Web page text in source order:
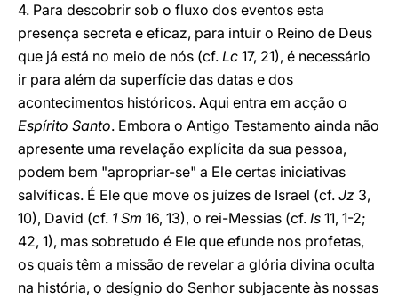
4. Para descobrir sob o fluxo dos eventos esta
presença secreta e eficaz, para intuir o Reino de Deus
que já está no meio de nós (cf. Lc 17, 21), é necessário
ir para além da superfície das datas e dos
acontecimentos históricos. Aqui entra em acção o
Espírito Santo. Embora o Antigo Testamento ainda não
apresente uma revelação explícita da sua pessoa,
podem bem "apropriar-se" a Ele certas iniciativas
salvíficas. É Ele que move os juízes de Israel (cf. Jz 3,
10), David (cf. 1 Sm 16, 13), o rei-Messias (cf. Is 11, 1-2;
42, 1), mas sobretudo é Ele que efunde nos profetas,
os quais têm a missão de revelar a glória divina oculta
na história, o desígnio do Senhor subjacente às nossas